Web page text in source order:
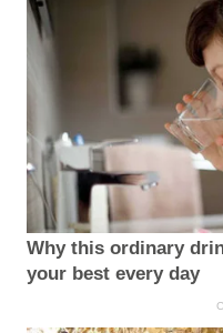
Why this ordinary
your best every day